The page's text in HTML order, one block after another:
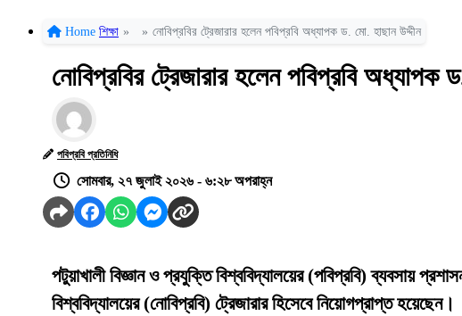
Home শিক্ষা » » নোবিপ্রবির ট্রেজারার হলেন পবিপ্রবি অধ্যাপক ড. মো. হাছান উদ্দীন
নোবিপ্রবির ট্রেজারার হলেন পবিপ্রবি অধ্যাপক
পবিপ্রবি প্রতিনিধি
সোমবার, ২৭ জুলাই ২০২৬ - ৬:২৮ অপরাহ্ন
পটুয়াখালী বিজ্ঞান ও প্রযুক্তি বিশ্ববিদ্যালয়ের (পবিপ্রবি) ব্যবসায়
বিশ্ববিদ্যালয়ের (নোবিপ্রবি) ট্রেজারার হিসেবে নিয়োগপ্রাপ্ত হয়েছেন।